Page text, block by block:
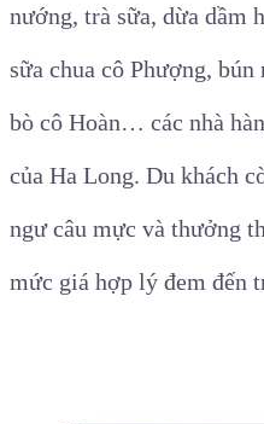
nướng, trà sữa, dừa dầm
sữa chua cô Phượng,
bò cô Hoàn… các nhà
của Ha Long. Du khách
ngư câu mực và thưởng
mức giá hợp lý đem đến